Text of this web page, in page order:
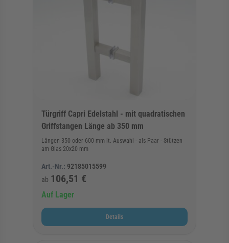
Türgriff Capri Edelstahl - mit quadratischen
Griffstangen Länge ab 350 mm
Längen 350 oder 600 mm lt. Auswahl - als Paar - Stützen
am Glas 20x20 mm
Art.-Nr.: 92185015599
ab 106,51 €
Auf Lager
Details